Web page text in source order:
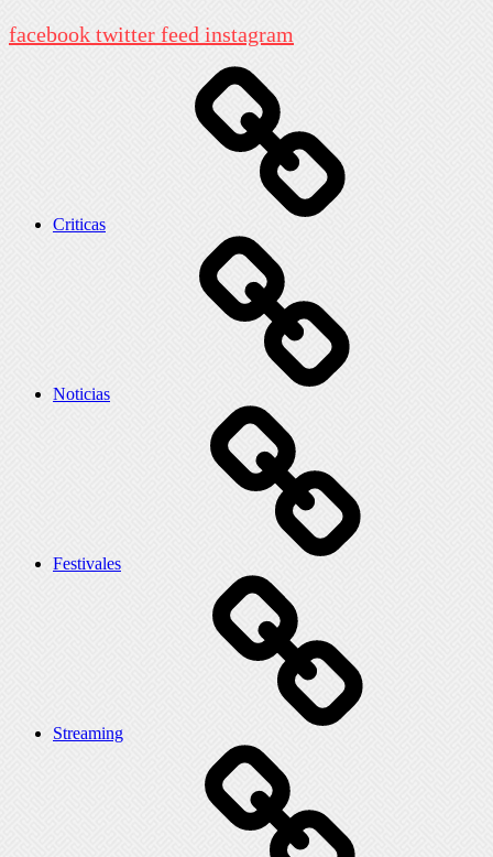
facebook twitter feed instagram
Criticas
Noticias
Festivales
Streaming